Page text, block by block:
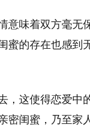
意味着双方毫无
蜜的存在也感到
，这使得恋爱中
密闺蜜，乃至家